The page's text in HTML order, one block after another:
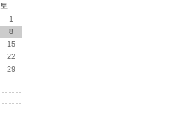
토
1
8
15
22
29